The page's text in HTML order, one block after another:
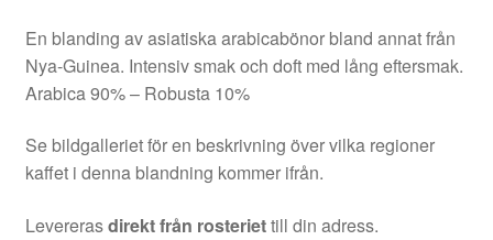
En blanding av asiatiska arabicabönor bland annat från
Nya-Guinea. Intensiv smak och doft med lång eftersmak.
Arabica 90% – Robusta 10%
Se bildgalleriet för en beskrivning över vilka regioner
kaffet i denna blandning kommer ifrån.
Levererasdirekt från rosteriettill din adress.